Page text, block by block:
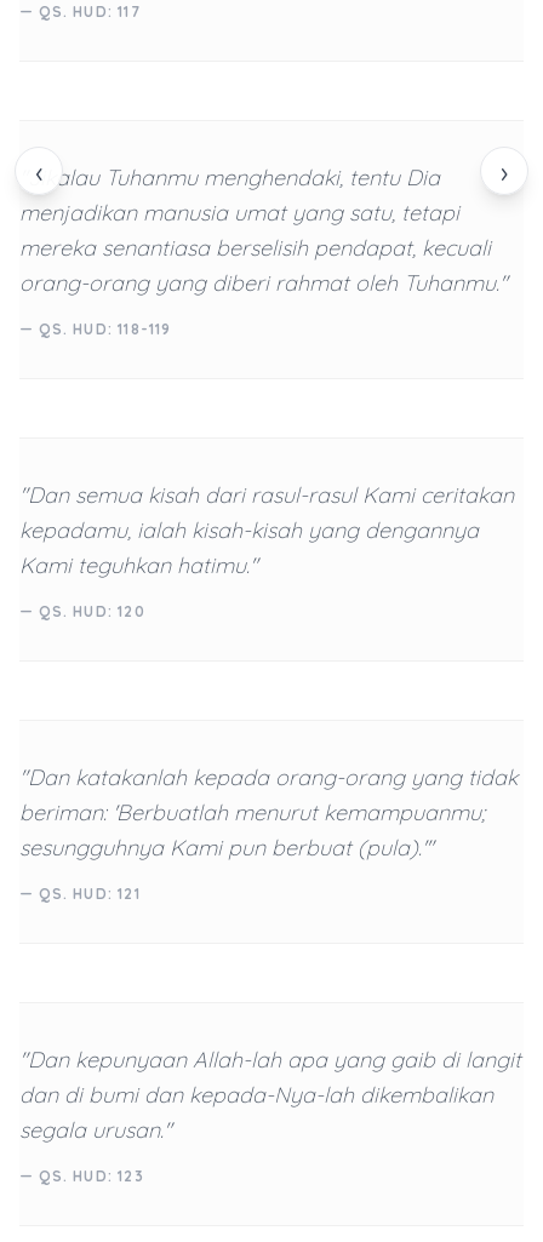
‹ ›
— QS. HUD: 117
"Jikalau Tuhanmu menghendaki, tentu Dia
menjadikan manusia umat yang satu, tetapi
mereka senantiasa berselisih pendapat, kecuali
orang-orang yang diberi rahmat oleh Tuhanmu."
— QS. HUD: 118-119
"Dan semua kisah dari rasul-rasul Kami ceritakan
kepadamu, ialah kisah-kisah yang dengannya
Kami teguhkan hatimu."
— QS. HUD: 120
"Dan katakanlah kepada orang-orang yang tidak
beriman: 'Berbuatlah menurut kemampuanmu;
sesungguhnya Kami pun berbuat (pula).'"
— QS. HUD: 121
"Dan kepunyaan Allah-lah apa yang gaib di langit
dan di bumi dan kepada-Nya-lah dikembalikan
segala urusan."
— QS. HUD: 123